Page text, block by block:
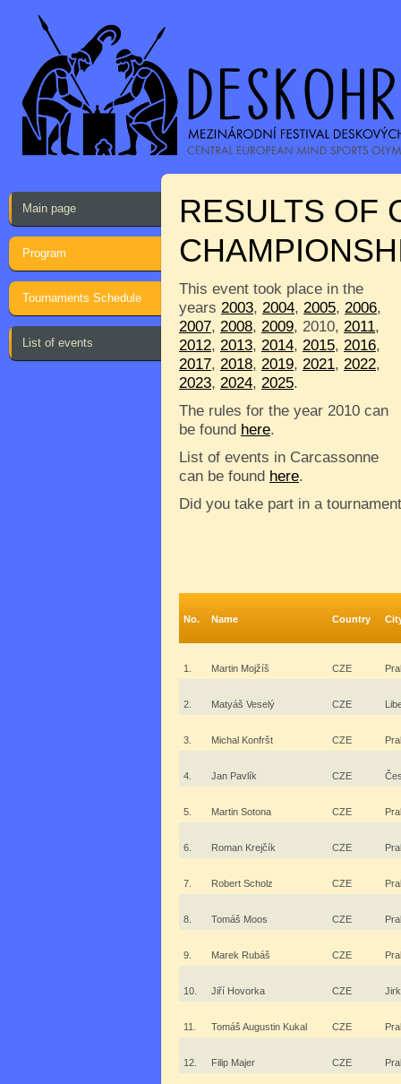
Main page
Program
Tournaments Schedule
List of events
RESULTS OF
This event took place in the
years 2003, 2004, 2005, 2006,
2007, 2008, 2009, 2010, 2011,
2012, 2013, 2014, 2015, 2016,
2017, 2018, 2019, 2021, 2022,
2023, 2024, 2025.
The rules for the year 2010 can
be found here.
List of events in Carcassonne
can be found here.
Did you take part in a
No. Name Country
1. Martin Mojžíš CZE
2. Matyáš Veselý CZE
3. Michal Konfršt CZE
4. Jan Pavlík CZE
5. Martin Sotona CZE
6. Roman Krejčík CZE
7. Robert Scholz CZE
8. Tomáš Moos CZE
9. Marek Rubáš CZE
10. Jiří Hovorka CZE
11. Tomáš Augustin Kukal CZE
12. Filip Majer CZE